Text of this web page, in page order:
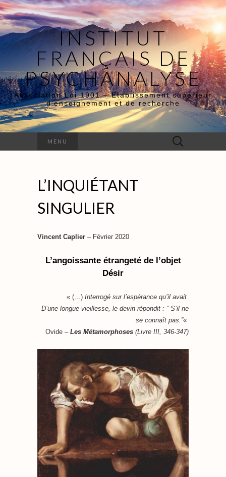
INSTITUT
FRANÇAIS DE
PSYCHANALYSE
Association Loi 1901 – Etablissement supérieur
d’enseignement et de recherche
MENU Rechercher :
L’INQUIÉTANT
SINGULIER
Vincent Caplier – Février 2020
L’angoissante étrangeté de l’objet
Désir
« (…) Interrogé sur l’espérance qu’il avait
D’une longue vieillesse, le devin répondit : “ S’il ne
se connaît pas.”«
Ovide – Les Métamorphoses (Livre III, 346-347)